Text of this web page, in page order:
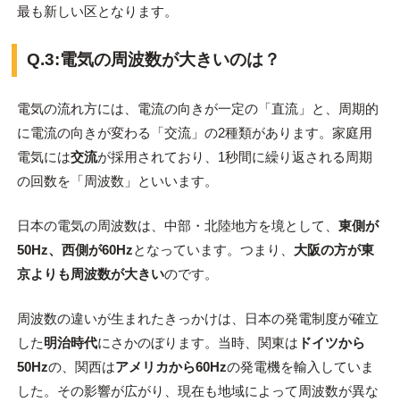
最も新しい区となります。
Q.3:電気の周波数が大きいのは？
電気の流れ方には、電流の向きが一定の「直流」と、周期的
に電流の向きが変わる「交流」の2種類があります。家庭用
電気には交流が採用されており、1秒間に繰り返される周期
の回数を「周波数」といいます。
日本の電気の周波数は、中部・北陸地方を境として、 東側が
50Hz、西側が60Hzとなっています。つまり、 大阪の方が東
京よりも周波数が大きいのです。
周波数の違いが生まれたきっかけは、日本の発電制度が確立
した明治時代にさかのぼります。当時、関東は ドイツから
50Hzの、関西はアメリカから60Hzの発電機を輸入していま
した。その影響が広がり、現在も地域によって周波数が異な